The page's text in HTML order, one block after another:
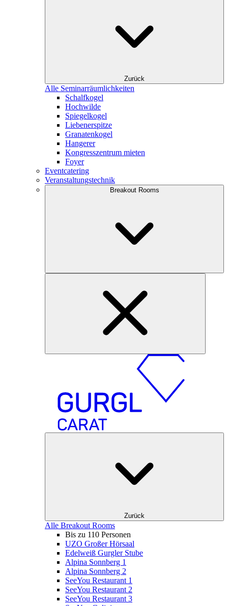
Zurück
Alle Seminarräumlichkeiten
Schalfkogel
Hochwilde
Spiegelkogel
Liebenerspitze
Granatenkogel
Hangerer
Kongresszentrum mieten
Foyer
Eventcatering
Veranstaltungstechnik
Breakout Rooms
Zurück
Alle Breakout Rooms
Bis zu 110 Personen
UZO Großer Hörsaal
Edelweiß Gurgler Stube
Alpina Sonnberg 1
Alpina Sonnberg 2
SeeYou Restaurant 1
SeeYou Restaurant 2
SeeYou Restaurant 3